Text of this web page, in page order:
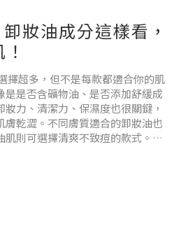
妝油成分這樣看，
擇超多，但不是每款都適合你的肌
是是否含礦物油、是否添加舒緩成
力、清潔力、保濕度也很關鍵，
膚乾澀。不同膚質適合的卸妝油也
肌則可選擇清爽不致痘的款式。找
，哪種最適合你？3大卸妝品全面
卸妝，等於功虧一簣！面對市面